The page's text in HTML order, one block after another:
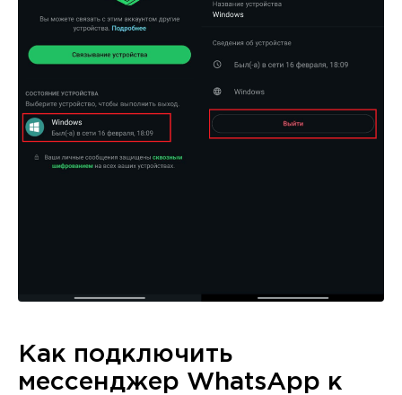
Как подключить
мессенджер WhatsApp к